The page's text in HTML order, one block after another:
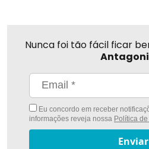
Nunca foi tão fácil ficar
Eu concordo em receber
informações reveja nossa Política
Enviar